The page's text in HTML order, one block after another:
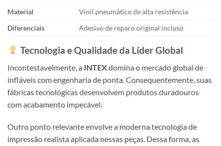
Material
Vinil pneumático de alta resistência
Diferenciais
Adesivo de reparo original incluso
Tecnologia e Qualidade da Líder Global
Incontestavelmente, a INTEXdomina o mercado global de
infláveis com engenharia de ponta. Consequentemente, suas
fábricas tecnológicas desenvolvem produtos duradouros
com acabamento impecável.
Outro ponto relevante envolve a moderna tecnologia de
impressão realista aplicada nessas peças. Dessa forma, as